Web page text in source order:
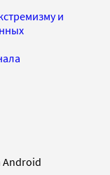
и
Android